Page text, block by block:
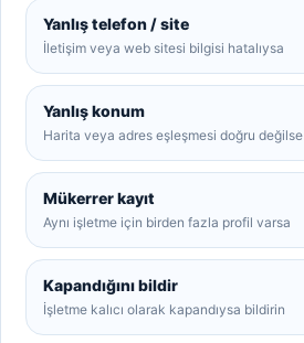
Yanlış telefon / site
İletişim veya web sitesi bilgisi hatalıysa
Yanlış konum
Harita veya adres eşleşmesi doğru değilse
Mükerrer kayıt
Aynı işletme için birden fazla profil varsa
Kapandığını bildir
İşletme kalıcı olarak kapandıysa bildirin